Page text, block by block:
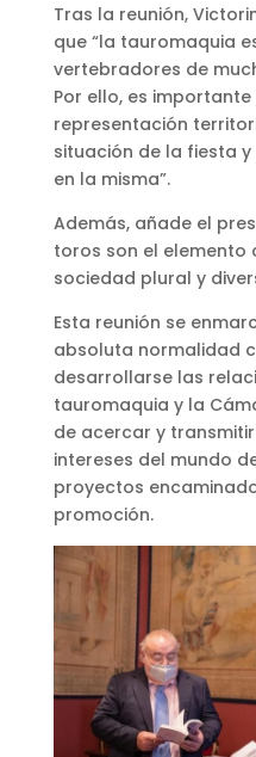
Tras la reunión,
que “la tauromaquia
vertebradores de
Por ello, es
representación
situación de la fiesta
en la misma”.
Además, añade el
toros son el elemento
sociedad plural y
Esta reunión se
absoluta normalidad
desarrollarse las
tauromaquia y la
de acercar y
intereses del mundo
proyectos
promoción.